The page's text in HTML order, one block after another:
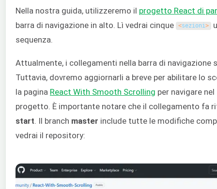
Nella nostra guida, utilizzeremo il progetto React di
barra di navigazione in alto. Lì vedrai cinque
<sezioni>
sequenza.
Attualmente, i collegamenti nella barra di navigazione
Tuttavia, dovremo aggiornarli a breve per abilitare lo
la pagina React With Smooth Scrolling per navigare
progetto. È importante notare che il collegamento fa
start. Il branch master include tutte le modifiche
vedrai il repository: